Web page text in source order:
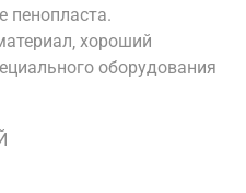
пенопласта.
хороший
оборудования